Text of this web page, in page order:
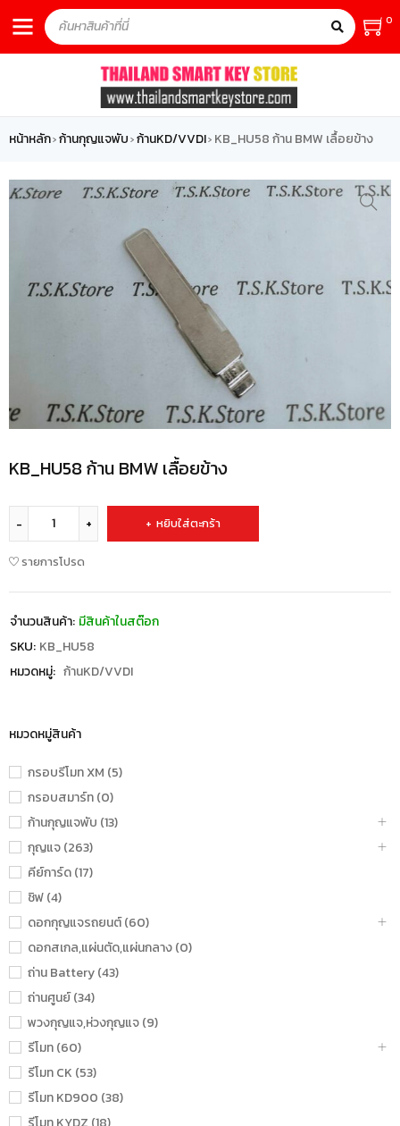
0
หน้าหลัก›ก้านกุญแจพับ›ก้านKD/VVDI› KB_HU58 ก้าน BMW เลื้อยข้าง
หมวดหมู่สินค้า
กรอบรีโมท XM (5)
กรอบสมาร์ท (0)
ก้านกุญแจพับ (13)
กุญแจ (263)
คีย์การ์ด (17)
ชิฟ (4)
ดอกกุญแจรถยนต์ (60)
ดอกสเกล,แผ่นตัด,แผ่นกลาง (0)
ถ่าน Battery (43)
ถ่านศูนย์ (34)
พวงกุญแจ,ห่วงกุญแจ (9)
รีโมท (60)
รีโมท CK (53)
รีโมท KD900 (38)
KB_HU58 ก้าน BMW เลื้อยข้าง
หยิบใส่ตะกร้า
รายการโปรด
จำนวนสินค้า: มีสินค้าในสต๊อก
SKU: KB_HU58
หมวดหมู่: ก้านKD/VVDI